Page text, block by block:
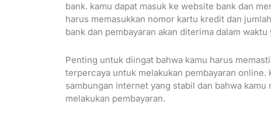
bank. kamu dapat masuk ke website bank dan
harus memasukkan nomor kartu kredit dan
bank dan pembayaran akan diterima dalam
Penting untuk diingat bahwa kamu harus
terpercaya untuk melakukan pembayaran
sambungan internet yang stabil dan bahwa
melakukan pembayaran.